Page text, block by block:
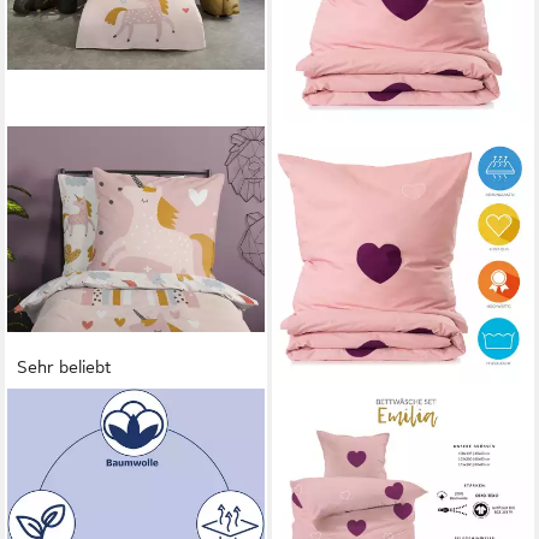
Sehr beliebt
GOOD MORNING
Kinderbettwäsche Unilove,
Renforcé, 2 teilig, Baumwolle,
135x200, Reißverschluss,
Wende, Kind Mädchen,
Kinderbettwäsche
Bettwäsche Kinder Herzen
Set, mit Reißverschluss, mit
Herzmotiv, 100% Baumwolle,